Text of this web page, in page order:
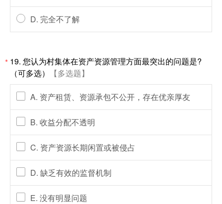
D. 完全不了解
* 19. 您认为村集体在资产资源管理方面最突出的问题是?
（可多选）
【多选题】
A. 资产租赁、资源承包不公开，存在优亲厚友
B. 收益分配不透明
C. 资产资源长期闲置或被侵占
D. 缺乏有效的监督机制
E. 没有明显问题